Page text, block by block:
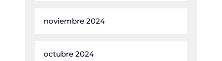
noviembre 2024
octubre 2024